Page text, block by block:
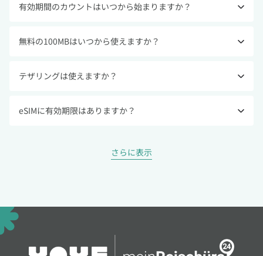
有効期間のカウントはいつから始まりますか？
無料の100MBはいつから使えますか？
テザリングは使えますか？
eSIMに有効期限はありますか？
さらに表示